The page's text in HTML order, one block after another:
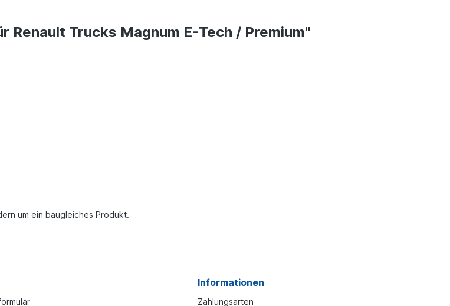
Trucks Magnum E-Tech / Premium"
um ein baugleiches Produkt.
Informationen
Zahlungsarten